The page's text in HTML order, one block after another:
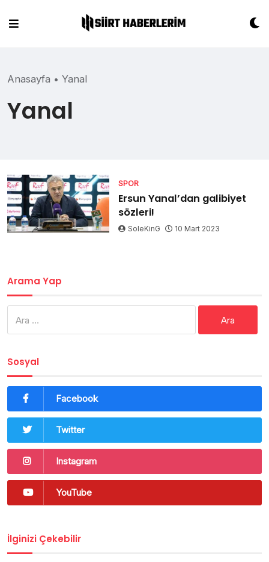
content
Anasayfa • Yanal
Yanal
SPOR
Ersun Yanal’dan galibiyet
sözleri!
SoleKinG 10 Mart 2023
Arama Yap
Sosyal
Facebook
Twitter
Instagram
YouTube
İlginizi Çekebilir